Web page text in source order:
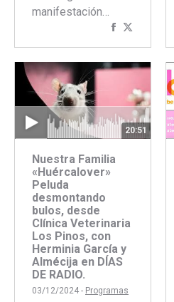
manifestación…
Compartir
con
Facebook
con
Twitter
20:51
Nuestra Familia
«Huércalover»
Peluda
desmontando
bulos, desde
Clínica Veterinaria
Los Pinos, con
Herminia García y
Almécija en DÍAS
DE RADIO.
03/12/2024 - Programas